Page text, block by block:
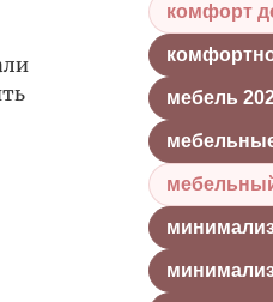
комфорт
мебель